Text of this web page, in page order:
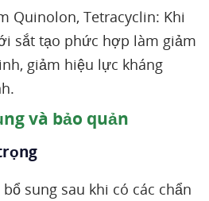
Quinolon, Tetracyclin: Khi
sắt tạo phức hợp làm giảm
giảm hiệu lực kháng
và bảo quản
sung sau khi có các chẩn